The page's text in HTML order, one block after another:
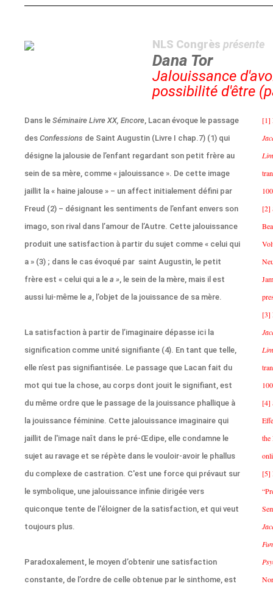
NLS Congrèsprésente
Dana Tor
Jalouissance
possibilité d'être
Dans leSéminaire Livre XX, Encore, Lacan évoque le passage
desConfessions de Saint Augustin (Livre I chap.7) (1) qui
désigne la jalousie de l’enfant regardant son petit frère au
sein de sa mère, comme « jalouissance ». De cette image
jaillit la « haine jalouse » – un affect initialement défini par
Freud (2) – désignant les sentiments de l’enfant envers son
imago, son rival dans l’amour de l’Autre. Cette jalouissance
produit une satisfaction à partir du sujet comme « celui qui
a » (3) ; dans le cas évoqué par saint Augustin, le petit
frère est « celui qui a lea », le sein de la mère, mais il est
aussi lui-même lea, l’objet de la jouissance de sa mère.
La satisfaction à partir de l’imaginaire dépasse ici la
signification comme unité signifiante (4). En tant que telle,
elle n’est pas signifiantisée. Le passage que Lacan fait du
mot qui tue la chose, au corps dont jouit le signifiant, est
du même ordre que le passage de la jouissance phallique à
la jouissance féminine. Cette jalouissance imaginaire qui
jaillit de l'image naît dans le pré-Œdipe, elle condamne le
sujet au ravage et se répète dans le vouloir-avoir le phallus
du complexe de castration. C'est une force qui prévaut sur
le symbolique, une jalouissance infinie dirigée vers
quiconque tente de l'éloigner de la satisfaction, et qui veut
toujours plus.
Paradoxalement, le moyen d’obtenir une satisfaction
constante, de l’ordre de celle obtenue par le sinthome, est
[1]
[2]
[3]
[4]
the
[5]